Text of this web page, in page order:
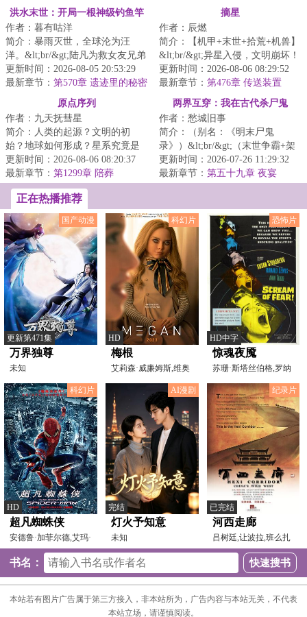
四连星（下）
洪水末世：开局一根神级钓鱼竿
作者：暮有咕洋
简介：暴雨灭世，全球沦为汪
洋。&lt;br/&gt;陆凡为救女友兄弟
豁出性命，却被一刀穿心，推下
船喂鲨鱼。&lt...
更新时间：2026-08-05 20:53:29
最新章节： 第570章 遗迹里的秘密
摘星
作者：辰燃
简介：【机甲+末世+拾荒+机兽】
&lt;br/&gt;异星入侵，文明崩坏！
生态剧变，末日降临！&lt;br/&gt;
机兽战...
更新时间：2026-08-06 08:29:52
最新章节： 第476章 传送装置
原点序列
作者：九天抚彗星
简介：人类的起源？文明的初
始？地球如何形成？星系究竟是
什么？宇宙从何而来？当声音在
灵魂深处响起，当...
更新时间：2026-08-06 08:20:37
最新章节： 第1299章 陪葬
两界互穿：我在古代杀尸鬼
作者：愁城旧事
简介：（别名：《明末尸鬼
录》）&lt;br/&gt;（末世争霸+架
空历史+悬疑解惑+全网罕见的类
型）&lt;br/&gt;...
更新时间：2026-07-26 11:29:32
最新章节： 第五十九章 夜宴
正在热播推荐
国产动漫
更新第471集
万界独尊
未知
科幻片
HD
梅根
艾莉森·威廉姆斯,维奥
莱特·麦格劳,钱信伊
恐怖片
HD中字
惊魂夜魇
苏珊·斯塔丝伯格,罗纳
德·刘易斯,安·托德
科幻片
HD
超凡蜘蛛侠
安德鲁·加菲尔德,艾玛·
斯通,瑞斯·伊凡斯
AI漫剧
完结
灯火予知意
未知
纪录片
已完结
河西走廊
吕树廷,让波拉,班么扎
西,艾力江库尔班,刘川
书名：
本站若有图片广告属于第三方接入，非本站所为，广告内容与本站无关，不代表
本站立场，请谨慎阅读。